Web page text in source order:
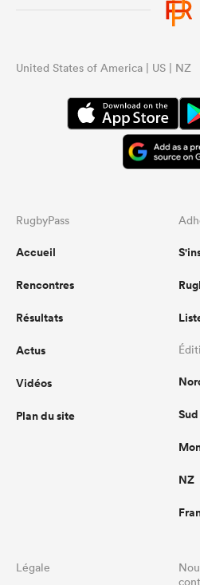
United States of America | US | NZ
RugbyPass
Accueil
Rencontres
Résultats
Actus
Vidéos
Plan du site Sud
NZ
Légale